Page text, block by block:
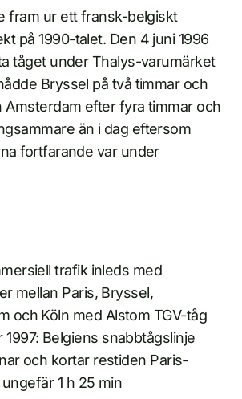
fram ur ett fransk-belgiskt
på 1990-talet. Den 4 juni 1996
tåget under Thalys-varumärket
Bryssel på två timmar och
Amsterdam efter fyra timmar och
än i dag eftersom
fortfarande var under
trafik inleds med
mellan Paris, Bryssel,
och Köln med Alstom TGV-tåg
1997: Belgiens snabbtågslinje
och kortar restiden Paris-
1 h 25 min